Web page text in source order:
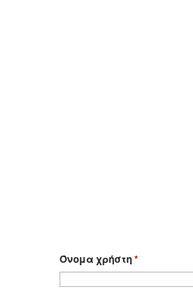
Όνομα χρήστη*